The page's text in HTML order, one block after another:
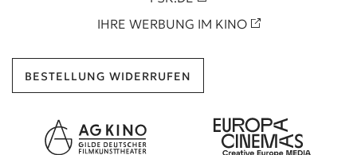
IHRE WERBUNG IM KINO
BESTELLUNG WIDERRUFEN